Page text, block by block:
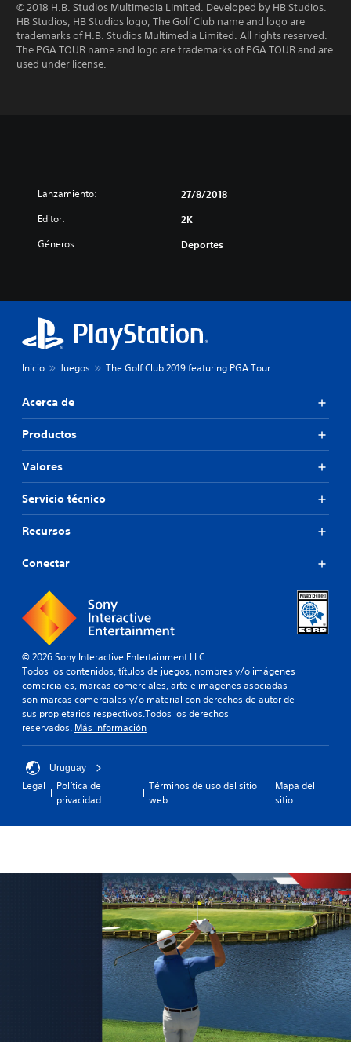
© 2018 H.B. Studios Multimedia Limited. Developed by HB Studios.
HB Studios, HB Studios logo, The Golf Club name and logo are
trademarks of H.B. Studios Multimedia Limited. All rights reserved.
The PGA TOUR name and logo are trademarks of PGA TOUR and are
used under license.
Lanzamiento: 27/8/2018
Editor: 2K
Géneros: Deportes
Inicio Juegos The Golf Club 2019 featuring PGA Tour
Acerca de
Productos
Valores
Servicio técnico
Recursos
Conectar
© 2026 Sony Interactive Entertainment LLC
Todos los contenidos, títulos de juegos, nombres y/o imágenes
comerciales, marcas comerciales, arte e imágenes asociadas
son marcas comerciales y/o material con derechos de autor de
sus propietarios respectivos.Todos los derechos
reservados. Más información
Uruguay
Legal
Política de
privacidad
Términos de uso del sitio
web
Mapa del
sitio